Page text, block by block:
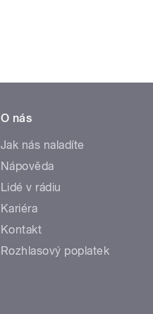
O nás
Jak nás naladíte
Nápověda
Lidé v rádiu
Kariéra
Kontakt
Rozhlasový poplatek